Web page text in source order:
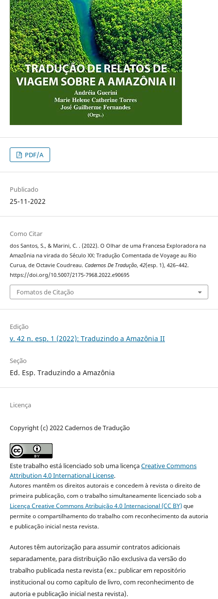
PDF/A
Publicado
25-11-2022
Como Citar
dos Santos, S., & Marini, C. . (2022). O Olhar de uma Francesa Exploradora na
Amazônia na virada do Século XX: Tradução Comentada de Voyage au Rio
Curua, de Octavie Coudreau. Cadernos De Tradução, 42(esp. 1), 426–442.
https://doi.org/10.5007/2175-7968.2022.e90695
Fomatos de Citação
Edição
v. 42 n. esp. 1 (2022): Traduzindo a Amazônia II
Seção
Ed. Esp. Traduzindo a Amazônia
Licença
Copyright (c) 2022 Cadernos de Tradução
Este trabalho está licenciado sob uma licençaCreative Commons
Attribution 4.0 International License.
Autores mantêm os direitos autorais e concedem à revista o direito de
primeira publicação, com o trabalho simultaneamente licenciado sob a
Licença Creative Commons Atribuição 4.0 Internacional (CC BY)que
permite o compartilhamento do trabalho com reconhecimento da autoria
e publicação inicial nesta revista.
Autores têm autorização para assumir contratos adicionais
separadamente, para distribuição não exclusiva da versão do
trabalho publicada nesta revista (ex.: publicar em repositório
institucional ou como capítulo de livro, com reconhecimento de
autoria e publicação inicial nesta revista).